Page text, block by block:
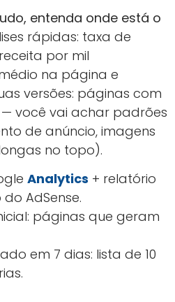
entenda onde está o
rápidas: taxa de
por mil
na página e
versões: páginas com
você vai achar padrões
de anúncio, imagens
no topo).
Analytics + relatório
AdSense.
páginas que geram
em 7 dias: lista de 10